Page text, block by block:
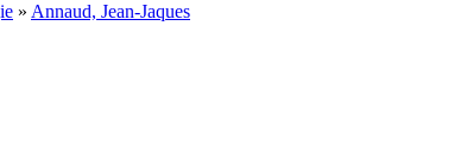
» Annaud, Jean-Jaques